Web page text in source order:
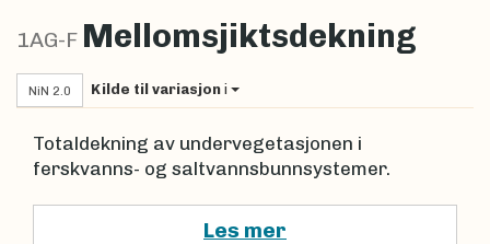
1AG-F Mellomsjiktsdekning
NiN 2.0 Kilde til variasjon i
Totaldekning av undervegetasjonen i
ferskvanns- og saltvannsbunnsystemer.
Les mer